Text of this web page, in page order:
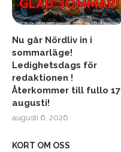
Nu går Nördliv in i
sommarläge!
Ledighetsdags för
redaktionen !
Återkommer till fullo 17
augusti!
augusti 6, 2026
KORT OM OSS